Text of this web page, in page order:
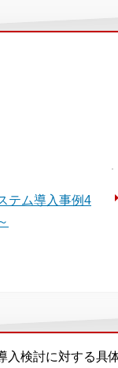
テム導入事例4
検討に対する具